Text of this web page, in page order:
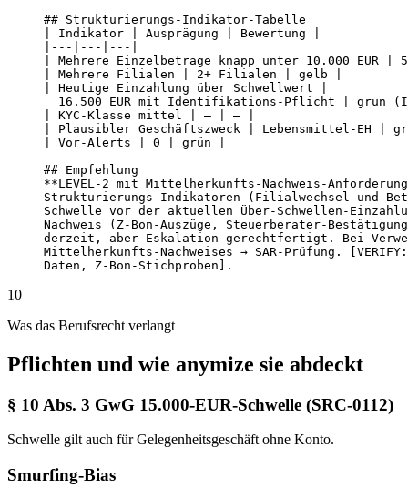
## Strukturierungs-Indikator-Tabelle
| Indikator | Ausprägung | Bewertung |
|---|---|---|
| Mehrere Einzelbeträge knapp unter 10.000 EUR
| Mehrere Filialen | 2+ Filialen | gelb |
| Heutige Einzahlung über Schwellwert |
16.500 EUR mit Identifikations-Pflicht | grün
| KYC-Klasse mittel | – | – |
| Plausibler Geschäftszweck | Lebensmittel-EH |
| Vor-Alerts | 0 | grün |
## Empfehlung
**LEVEL-2 mit Mittelherkunfts-Nachweis-
Strukturierungs-Indikatoren (Filialwechsel und
Schwelle vor der aktuellen Über-Schwellen-
Nachweis (Z-Bon-Auszüge, Steuerberater-
derzeit, aber Eskalation gerechtfertigt. Bei
Mittelherkunfts-Nachweises → SAR-Prüfung.
Daten, Z-Bon-Stichproben].
10
Was das Berufsrecht verlangt
Pflichten und wie anymize sie abdeckt
§ 10 Abs. 3 GwG 15.000-EUR-Schwelle (SRC-0112)
Schwelle gilt auch für Gelegenheitsgeschäft ohne Konto.
Smurfing-Bias